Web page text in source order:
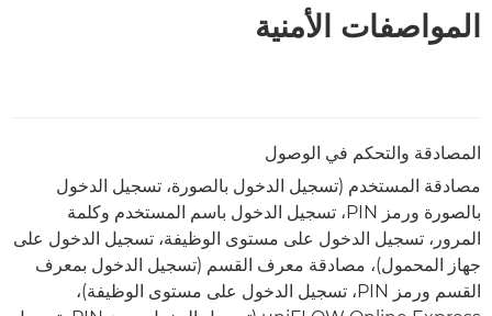
المواصفات الأمنية
المصادقة والتحكم في الوصول
مصادقة المستخدم (تسجيل الدخول بالصورة، تسجيل الدخول
بالصورة ورمز PIN، تسجيل الدخول باسم المستخدم وكلمة
المرور، تسجيل الدخول على مستوى الوظيفة، تسجيل الدخول على
جهاز المحمول)، مصادقة معرف القسم (تسجيل الدخول بمعرف
القسم ورمز PIN، تسجيل الدخول على مستوى الوظيفة)،